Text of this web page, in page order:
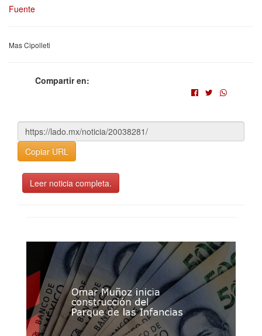
Fuente
Mas Cipolleti
Compartir en:
Copiar URL
Leer noticia completa.